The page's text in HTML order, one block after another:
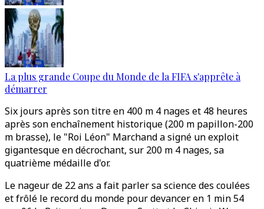
La plus grande Coupe du Monde de la FIFA s'apprête à
démarrer
Six jours après son titre en 400 m 4 nages et 48 heures
après son enchaînement historique (200 m papillon-200
m brasse), le "Roi Léon" Marchand a signé un exploit
gigantesque en décrochant, sur 200 m 4 nages, sa
quatrième médaille d'or.
Le nageur de 22 ans a fait parler sa science des coulées
et frôlé le record du monde pour devancer en 1 min 54